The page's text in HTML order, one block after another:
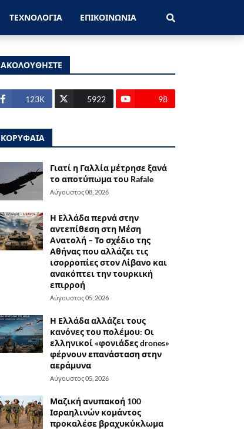
ΤΕΧΝΟΛΟΓΙΑ ΕΠΙΚΟΙΝΩΝΙΑ
ΑΚΟΛΟΥΘΗΣΤΕ
123Κ 5922 98
ΚΟΡΥΦΑΙΑ
Γιατί η Γαλλία μέτρησε ξανά
το αποτύπωμα του Rafale
Αύγουστος 08, 2026
Η Ελλάδα περνά στην
αντεπίθεση στη Μέση
Ανατολή – Το σχέδιο της
Αθήνας που αλλάζει τις
ισορροπίες στον Λίβανο και
ανακόπτει την τουρκική
επιρροή
Αύγουστος 05, 2026
Η Ελλάδα αλλάζει τους
κανόνες του πολέμου: Οι
ελληνικοί «φονιάδες drones»
φέρνουν επανάσταση στην
αεράμυνα
Αύγουστος 05, 2026
Μαζική ανυπακοή 100
Ισραηλινών κομάντος
προκαλέσε βραχυκύκλωμα